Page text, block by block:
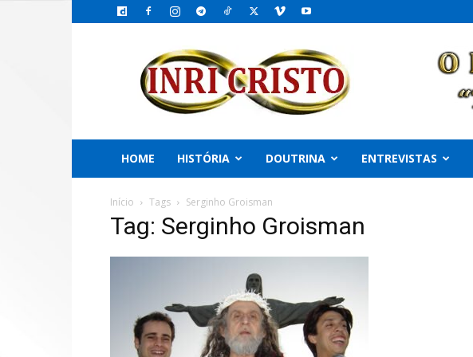
INRI
CRISTO,
Emissário
PAI
HOME
HISTÓRIA DOUTRINA ENTREVISTAS
Início Tags Serginho Groisman
Tag: Serginho Groisman